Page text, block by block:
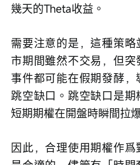
幾天的Theta收益。
需要注意的是，這種策
市期間雖然不交易，但
事件都可能在假期發酵
跳空缺口。跳空缺口是
短期期權在開盤時瞬間拉
因此，合理使用期權作